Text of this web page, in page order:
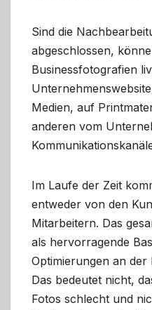
Sind die
abgeschlossen,
Businessfotografien
Medien, auf
anderen vom
Im Laufe der Zeit
entweder von den
Mitarbeitern. Das
als hervorragende
Optimierungen an der
Das bedeutet nicht,
Fotos schlecht und